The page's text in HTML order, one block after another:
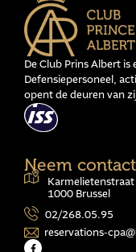
De Club Prins Albert
Defensiepersoneel,
opent de deuren van
Neem
1000 Brussel
02/268.05.95
reservations-